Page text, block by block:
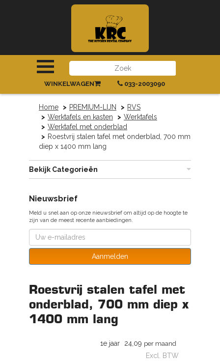
INLOGGEN|REGISTREREN
033-2003090
WINKELWAGEN
Home PREMIUM-LIJN
RVS
Werktafels en kasten
Werktafels
Werktafel met onderblad
Roestvrij stalen tafel met onderblad, 700 mm
diep x 1400 mm lang
Bekijk Categorieën
Nieuwsbrief
Meld u snel aan op onze nieuwsbrief om altijd op de hoogte te
zijn van de meest recente aanbiedingen.
Aanmelden
Roestvrij stalen tafel met
onderblad, 700 mm diep x
1400 mm lang
1e jaar 24,09 per maand
Excl. BTW